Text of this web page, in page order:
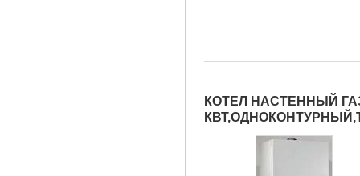
КОТЕЛ НАСТЕННЫЙ